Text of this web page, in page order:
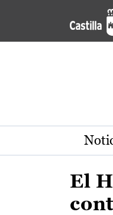
Pasar al contenido
Actualidad
El